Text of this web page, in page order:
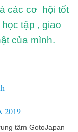
các cơ hội tốt
tập , giao
của mình.
2019
tâm GotoJapan